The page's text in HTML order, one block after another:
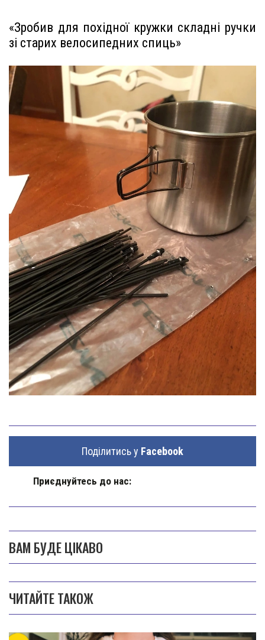
«Зробив для похідної кружки складні ручки
зі старих велосипедних спиць»
Поділитись у Facebook
Приєднуйтесь до нас:
ВАМ БУДЕ ЦІКАВО
ЧИТАЙТЕ ТАКОЖ